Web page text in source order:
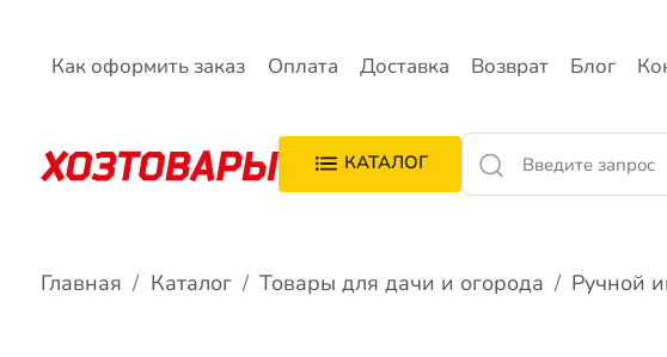
Как оформить заказ Оплата Доставка Возврат Блог
КАТАЛОГ
Главная Каталог Товары для дачи и огорода Ручной